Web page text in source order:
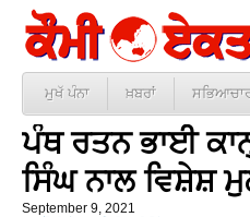
ਮੁਖੱ ਪੰਨਾ ਖ਼ਬਰਾਂ
ਪੰਥ ਰਤਨ ਭਾਈ
ਸਿੰਘ ਨਾਲ ਵਿਸ਼ੇਸ਼
September 9, 2021